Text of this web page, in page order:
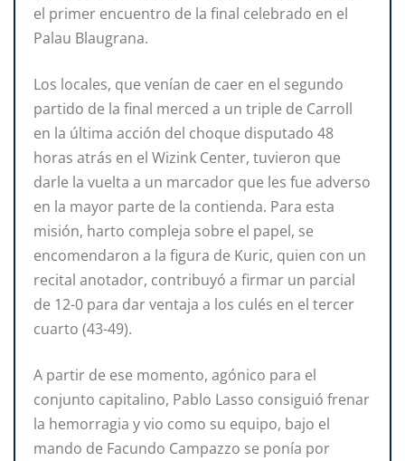
el primer encuentro de la final celebrado en el
Palau Blaugrana.
Los locales, que venían de caer en el segundo
partido de la final merced a un triple de Carroll
en la última acción del choque disputado 48
horas atrás en el Wizink Center, tuvieron que
darle la vuelta a un marcador que les fue adverso
en la mayor parte de la contienda. Para esta
misión, harto compleja sobre el papel, se
encomendaron a la figura de Kuric, quien con un
recital anotador, contribuyó a firmar un parcial
de 12-0 para dar ventaja a los culés en el tercer
cuarto (43-49).
A partir de ese momento, agónico para el
conjunto capitalino, Pablo Lasso consiguió frenar
la hemorragia y vio como su equipo, bajo el
mando de Facundo Campazzo se ponía por